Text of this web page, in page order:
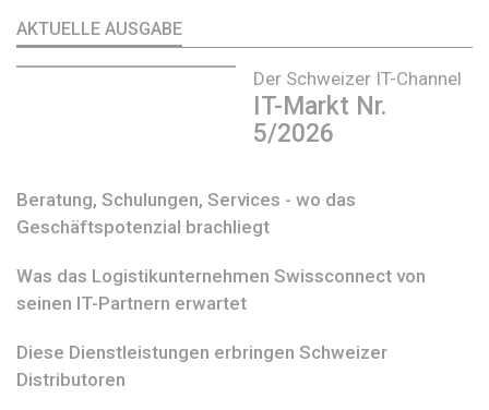
AKTUELLE AUSGABE
Der Schweizer IT-Channel
IT-Markt Nr.
5/2026
Beratung, Schulungen, Services - wo das
Geschäftspotenzial brachliegt
Was das Logistikunternehmen Swissconnect von
seinen IT-Partnern erwartet
Diese Dienstleistungen erbringen Schweizer
Distributoren